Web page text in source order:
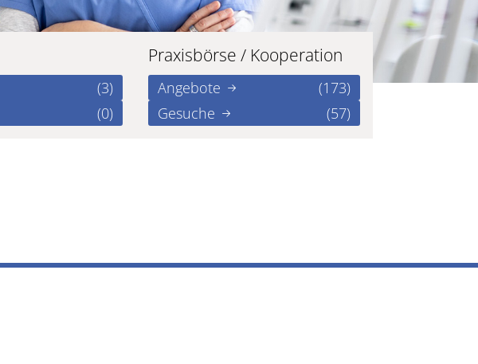
(3)
(0)
Praxisbörse / Kooperation
Angebote
(173)
Gesuche
(57)